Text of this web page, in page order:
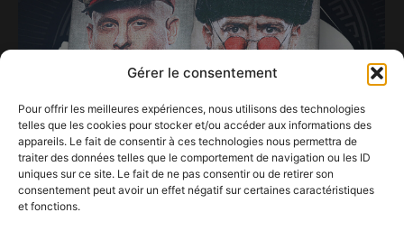
Gérer le consentement
Pour offrir les meilleures expériences, nous utilisons des technologies
telles que les cookies pour stocker et/ou accéder aux informations des
appareils. Le fait de consentir à ces technologies nous permettra de
traiter des données telles que le comportement de navigation ou les ID
uniques sur ce site. Le fait de ne pas consentir ou de retirer son
consentement peut avoir un effet négatif sur certaines caractéristiques
et fonctions.
L’univers complètement décalé de Soviet